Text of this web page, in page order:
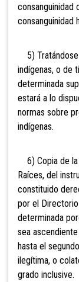
consanguinidad
consanguinidad
5)
indígenas, o de
determinada
estará a lo
normas sobre
indígenas.
6) Copia de la
Raíces, del
constituido
por el
determinada
sea
hasta el
ilegítima, o
grado inclusive.